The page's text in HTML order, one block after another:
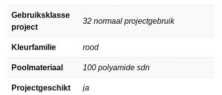
Gebruiksklasse
project
32 normaal projectgebruik
Kleurfamilie rood
Poolmateriaal 100 polyamide sdn
Projectgeschikt ja